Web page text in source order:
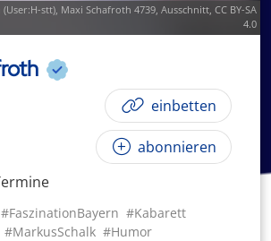
stt), Maxi Schafroth 4739, Ausschnitt, CC BY-SA
4.0
einbetten
abonnieren
e
#FaszinationBayern #Kabarett
#MarkusSchalk #Humor